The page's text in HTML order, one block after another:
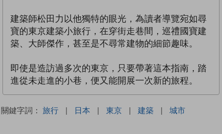
建築師松田力以他獨特的眼光，為讀者導覽宛如尋
寶的東京建築小旅行，在穿街走巷間，巡禮國寶建
築、大師傑作，甚至是不尋常建物的細節趣味。
即使是造訪過多次的東京，只要帶著這本指南，踏
進從未走進的小巷，便又能開展一次新的旅程。
關鍵字詞： 旅行 | 日本 | 東京 | 建築 | 城市